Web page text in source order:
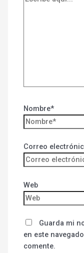
Nombre*
Correo
Web
Guarda mi
en este
comente.